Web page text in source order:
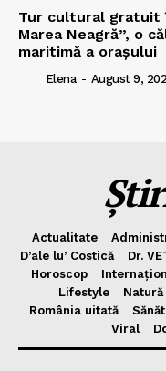
Tur cultural gratuit
Marea Neagră”, o
maritimă a orașului
Elena - August 9,
Actualitate
D’ale lu’ Costică
Dr.
Horoscop
Lifestyle
România uitată
Viral